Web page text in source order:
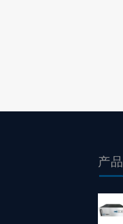
产品